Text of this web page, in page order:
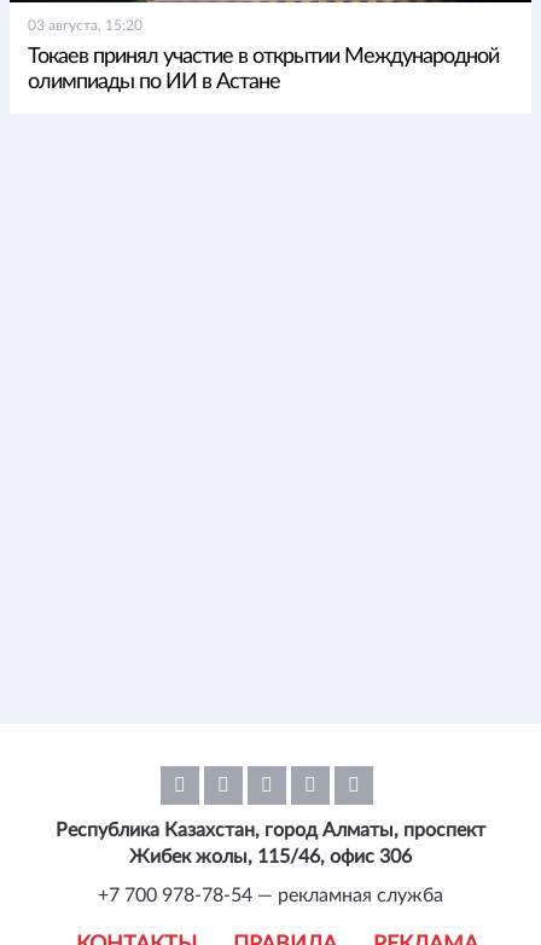
03 августа, 15:20
Токаев принял участие в открытии Международной
олимпиады по ИИ в Астане
Республика Казахстан, город Алматы, проспект
Жибек жолы, 115/46, офис 306
+7 700 978-78-54 — рекламная служба